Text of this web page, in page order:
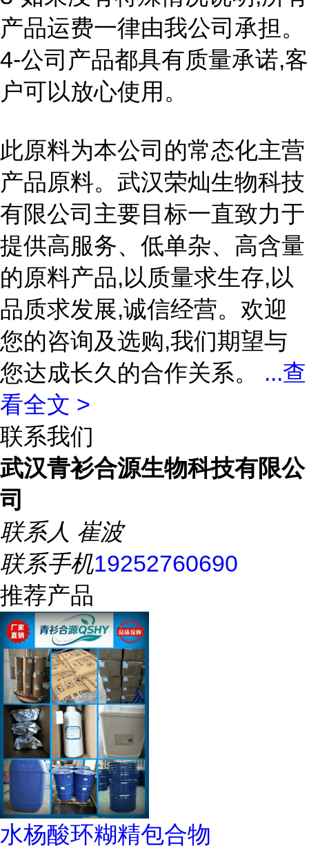
产品运费一律由我公司承担。
4-公司产品都具有质量承诺,客
户可以放心使用。
此原料为本公司的常态化主营
产品原料。武汉荣灿生物科技
有限公司主要目标一直致力于
提供高服务、低单杂、高含量
的原料产品,以质量求生存,以
品质求发展,诚信经营。欢迎
您的咨询及选购,我们期望与
您达成长久的合作关系。 ...查
看全文 >
联系我们
武汉青衫合源生物科技有限公
司
联系人 崔波
联系手机19252760690
推荐产品
水杨酸环糊精包合物